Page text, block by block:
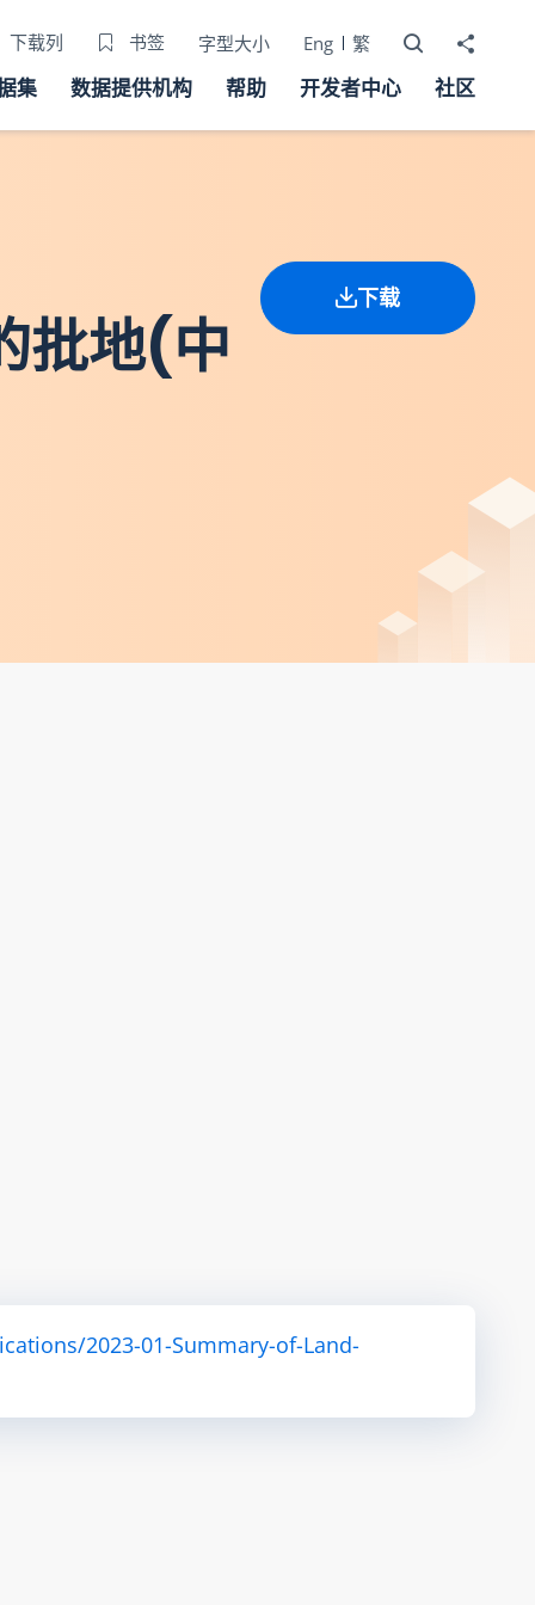
下载列 书签 字型大小 Eng 繁 打开搜寻器
分享至
集 数据提供机构 帮助 开发者中心 社区
批地(中
下载
2023-01-Summary-of-Land-